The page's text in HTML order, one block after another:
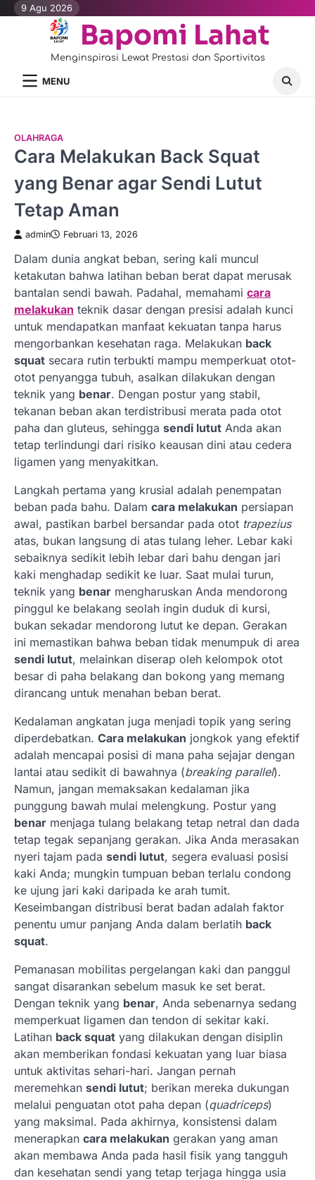
Skip9 Agu 2026
Bapomi Lahat
Menginspirasi Lewat Prestasi dan Sportivitas
MENU
OLAHRAGA
Cara Melakukan Back Squat
yang Benar agar Sendi Lutut
Tetap Aman
admin Februari 13, 2026
Dalam dunia angkat beban, sering kali muncul
ketakutan bahwa latihan beban berat dapat merusak
bantalan sendi bawah. Padahal, memahami cara
melakukan teknik dasar dengan presisi adalah kunci
untuk mendapatkan manfaat kekuatan tanpa harus
mengorbankan kesehatan raga. Melakukan back
squat secara rutin terbukti mampu memperkuat otot-
otot penyangga tubuh, asalkan dilakukan dengan
teknik yang benar. Dengan postur yang stabil,
tekanan beban akan terdistribusi merata pada otot
paha dan gluteus, sehingga sendi lutut Anda akan
tetap terlindungi dari risiko keausan dini atau cedera
ligamen yang menyakitkan.
Langkah pertama yang krusial adalah penempatan
beban pada bahu. Dalam cara melakukan persiapan
awal, pastikan barbel bersandar pada otot trapezius
atas, bukan langsung di atas tulang leher. Lebar kaki
sebaiknya sedikit lebih lebar dari bahu dengan jari
kaki menghadap sedikit ke luar. Saat mulai turun,
teknik yang benar mengharuskan Anda mendorong
pinggul ke belakang seolah ingin duduk di kursi,
bukan sekadar mendorong lutut ke depan. Gerakan
ini memastikan bahwa beban tidak menumpuk di area
sendi lutut, melainkan diserap oleh kelompok otot
besar di paha belakang dan bokong yang memang
dirancang untuk menahan beban berat.
Kedalaman angkatan juga menjadi topik yang sering
diperdebatkan. Cara melakukan jongkok yang efektif
adalah mencapai posisi di mana paha sejajar dengan
lantai atau sedikit di bawahnya (breaking parallel).
Namun, jangan memaksakan kedalaman jika
punggung bawah mulai melengkung. Postur yang
benar menjaga tulang belakang tetap netral dan dada
tetap tegak sepanjang gerakan. Jika Anda merasakan
nyeri tajam pada sendi lutut, segera evaluasi posisi
kaki Anda; mungkin tumpuan beban terlalu condong
ke ujung jari kaki daripada ke arah tumit.
Keseimbangan distribusi berat badan adalah faktor
penentu umur panjang Anda dalam berlatih back
squat.
Pemanasan mobilitas pergelangan kaki dan panggul
sangat disarankan sebelum masuk ke set berat.
Dengan teknik yang benar, Anda sebenarnya sedang
memperkuat ligamen dan tendon di sekitar kaki.
Latihan back squat yang dilakukan dengan disiplin
akan memberikan fondasi kekuatan yang luar biasa
untuk aktivitas sehari-hari. Jangan pernah
meremehkan sendi lutut; berikan mereka dukungan
melalui penguatan otot paha depan (quadriceps)
yang maksimal. Pada akhirnya, konsistensi dalam
menerapkan cara melakukan gerakan yang aman
akan membawa Anda pada hasil fisik yang tangguh
dan kesehatan sendi yang tetap terjaga hingga usia